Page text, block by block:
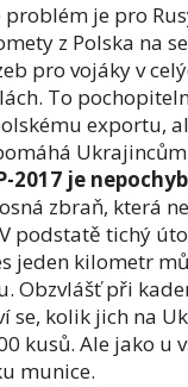
problém je pro
z Polska na
pro vojáky v
To
exportu,
2017 je
zbraň, která
podstatě tichý
jeden kilometr
Obzvlášť při
se, kolik jich na
kusů. Ale jako u
munice.